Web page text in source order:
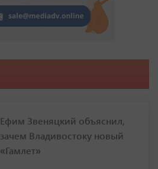
Ефим Звеняцкий объяснил,
зачем Владивостоку новый
«Гамлет»